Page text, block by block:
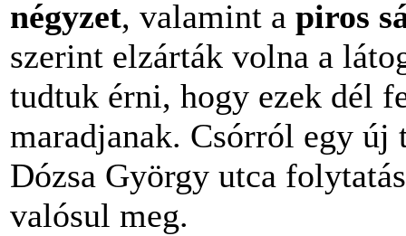
négyzet, valamint a piros
szerint elzárták volna a
tudtuk érni, hogy ezek dél
maradjanak. Csórról egy
Dózsa György utca
valósul meg.